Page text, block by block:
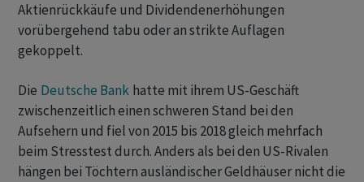
Aktienrückkäufe und Dividendenerhöhungen
vorübergehend tabu oder an strikte Auflagen
gekoppelt.
Die Deutsche Bank hatte mit ihrem US-Geschäft
zwischenzeitlich einen schweren Stand bei den
Aufsehern und fiel von 2015 bis 2018 gleich mehrfach
beim Stresstest durch. Anders als bei den US-Rivalen
hängen bei Töchtern ausländischer Geldhäuser nicht die